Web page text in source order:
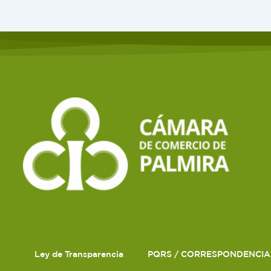
Ley de Transparencia PQRS / CORRESPONDENCIA